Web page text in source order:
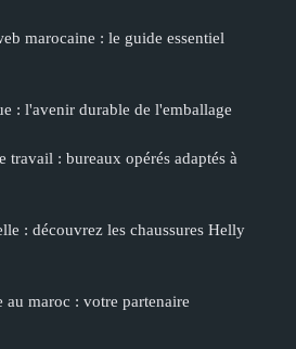
marocaine : le guide essentiel
: l'avenir durable de l'emballage
travail : bureaux opérés adaptés à
: découvrez les chaussures Helly
maroc : votre partenaire